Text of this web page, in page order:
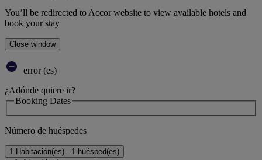
You’ll be redirected to Accor website to view available hotels and
book your stay
Close window
error (es)
¿Adónde quiere ir?
Booking Dates
Número de huéspedes
1 Habitación(es) - 1 huésped(es)